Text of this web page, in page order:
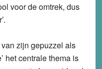
voor de omtrek, dus
zijn gepuzzel als
het centrale thema is